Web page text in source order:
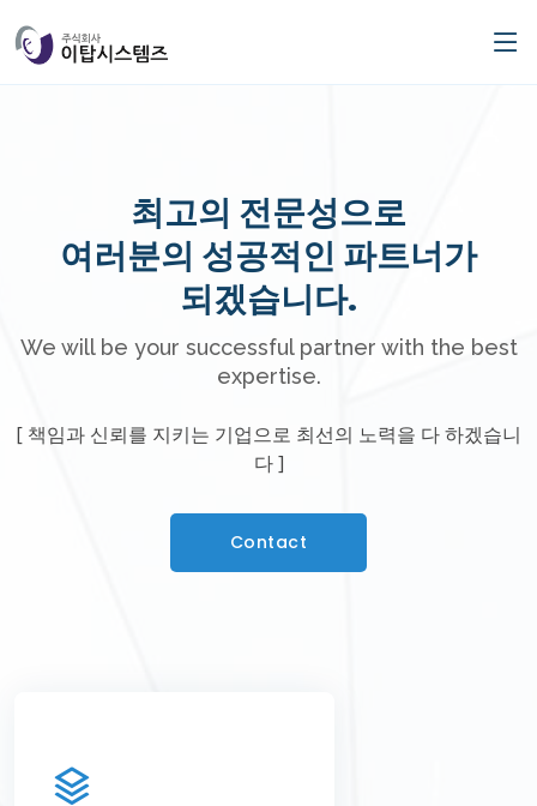
최고의 전문성으로
여러분의 성공적인 파트너가
되겠습니다.
We will be your successful partner with the best
expertise.
[ 책임과 신뢰를 지키는 기업으로 최선의 노력을 다 하겠습니
다 ]
Contact